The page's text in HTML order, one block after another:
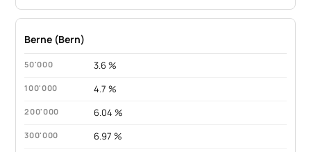
Berne (Bern)
3.6 %
4.7 %
6.04 %
6.97 %